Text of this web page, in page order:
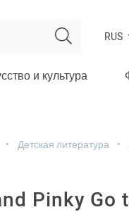
RUS
и культура
Детская литература
Pinky Go